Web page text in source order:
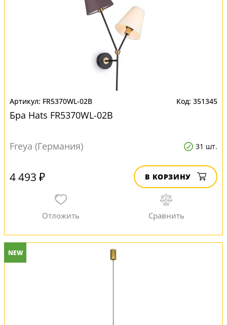
FR5370WL-02B 351345
Бра Hats FR5370WL-02B
Freya (Германия) 31 шт.
4 493 ₽ В КОРЗИНУ
NEW